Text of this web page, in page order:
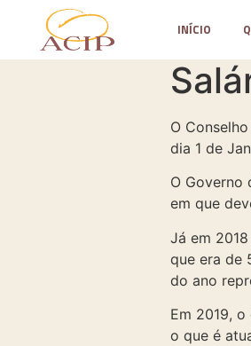
INÍCIO
O
dia 1 de
O Governo
em que
Já em
que era de
do ano
Em 2019,
o que é